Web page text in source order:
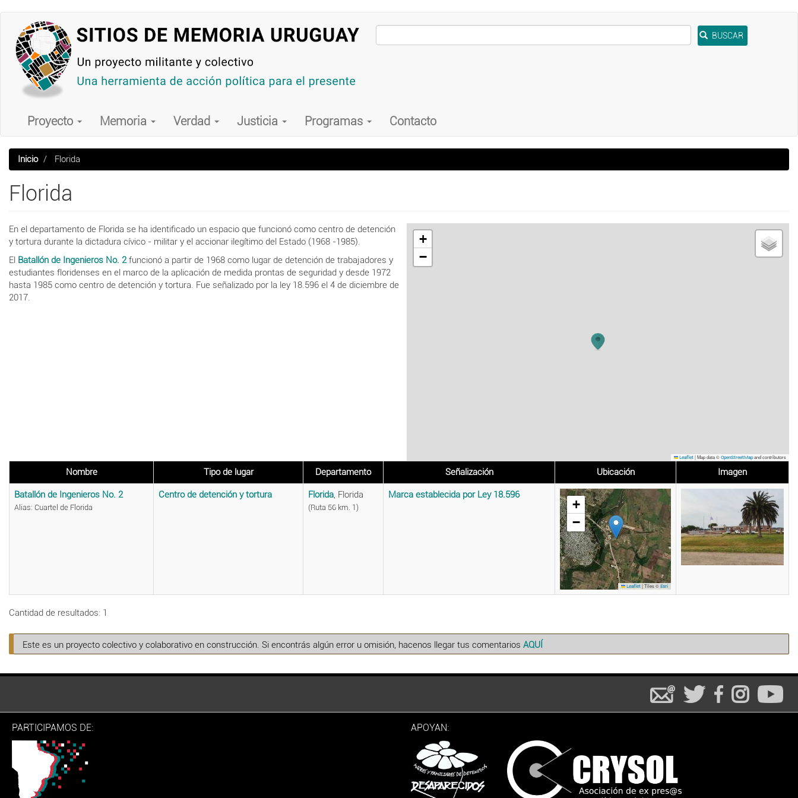
contenido
principal
BUSCAR
Main
navigation
Proyecto Memoria Verdad Justicia Programas Contacto
Inicio Florida
Florida
En el departamento de Florida se ha identificado un espacio que funcionó como centro de detención
y tortura durante la dictadura cívico - militar y el accionar ilegítimo del Estado (1968 -1985).
El Batallón de Ingenieros No. 2funcionó a partir de 1968 como lugar de detención de trabajadores y
estudiantes floridenses en el marco de la aplicación de medida prontas de seguridad y desde 1972
hasta 1985 como centro de detención y tortura. Fue señalizado por la ley 18.596 el 4 de diciembre de
2017.
+
−
Leaflet |Map data © OpenStreetMapand contributors
Nombre Tipo de lugar Departamento Señalización Ubicación Imagen
Batallón de Ingenieros No. 2
Alias: Cuartel de Florida
Centro de detención y tortura Florida, Florida
(Ruta 56 km. 1)
Marca establecida por Ley 18.596
+
−
Leaflet |Tiles © Esri
Cantidad de resultados: 1
Este es un proyecto colectivo y colaborativo en construcción. Si encontrás algún error u omisión, hacenos llegar tus comentarios AQUÍ
PARTICIPAMOS DE: APOYAN: